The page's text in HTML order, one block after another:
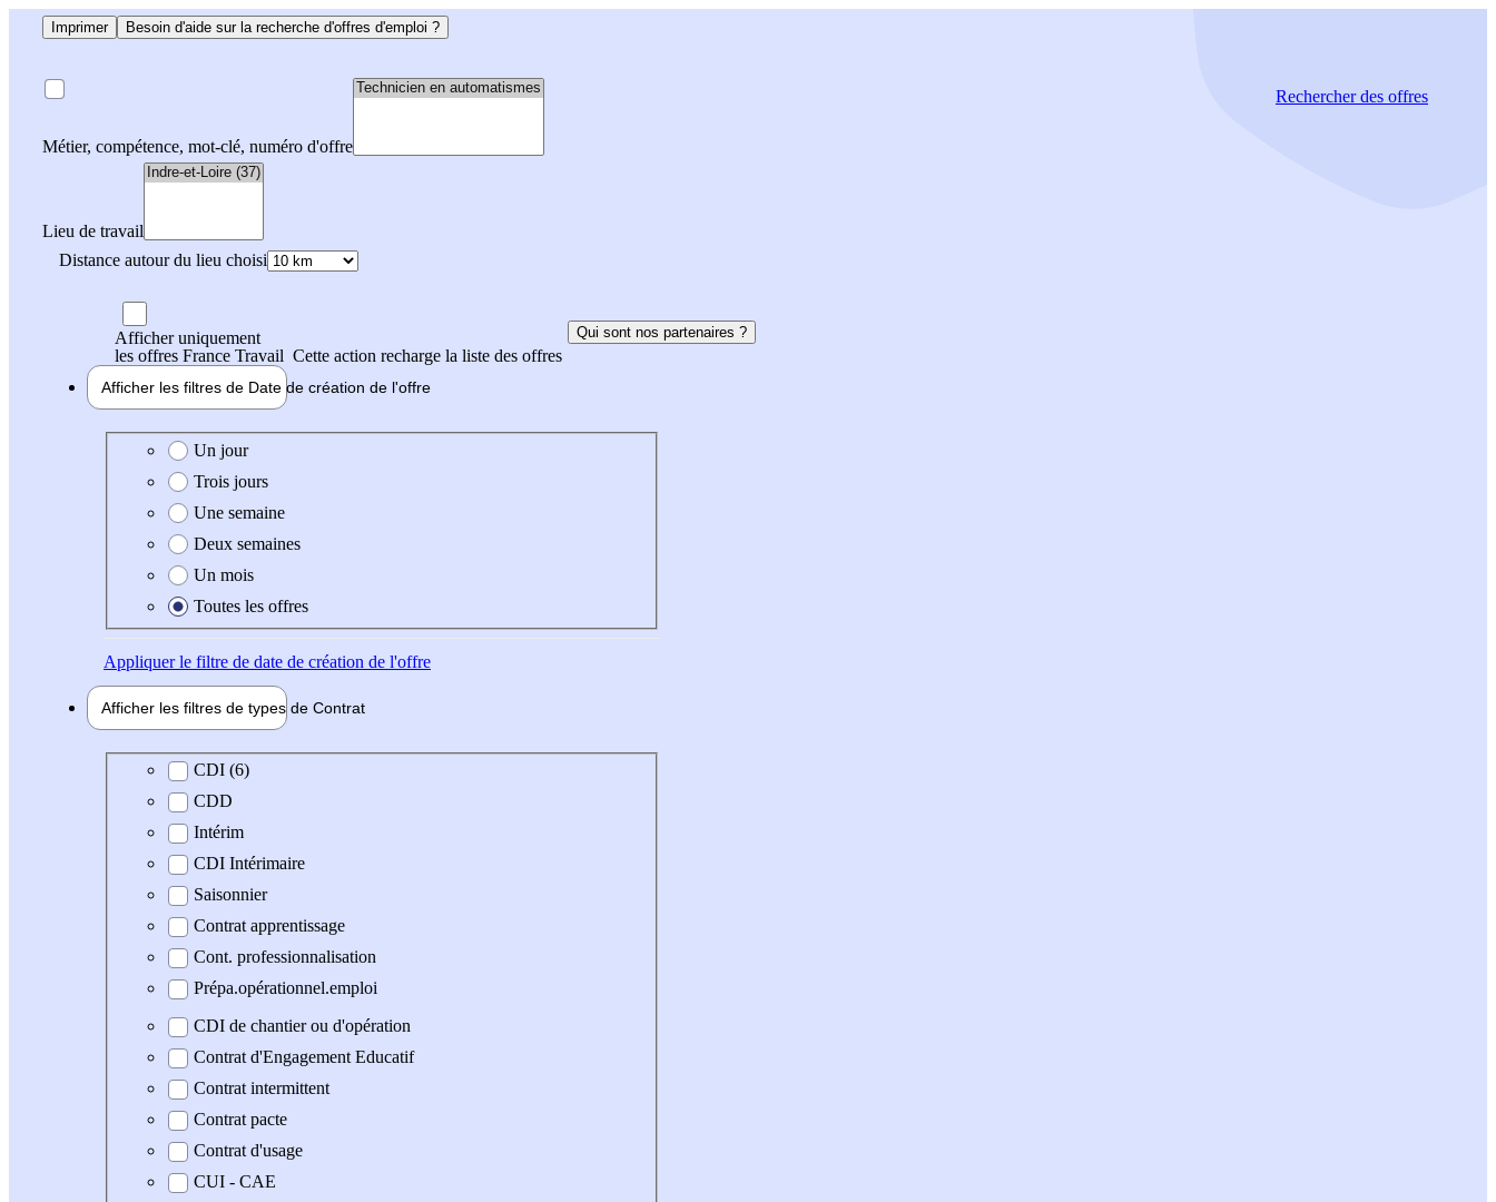
Imprimer Besoin d'aide sur la recherche d'offres d'emploi ?
Métier, compétence, mot-clé, numéro d'offre
Lieu de travail
Distance autour du lieu choisi
Rechercherdes offres
Afficher uniquement
les offres France Travail Cette action recharge la liste des offres
Qui sont nos partenaires ?
Afficher les filtres de Date de création de l'offre
Date de création de l'offre
Un jour
Trois jours
Une semaine
Deux semaines
Un mois
Toutes les offres
Appliquerle filtre de date de création de l'offre
Afficher les filtres de types de Contrat
Type de contrat
CDI (6)
CDD
Intérim
CDI Intérimaire
Saisonnier
Contrat apprentissage
Cont. professionnalisation
Prépa.opérationnel.emploi
CDI de chantier ou d'opération
Contrat d'Engagement Educatif
Contrat intermittent
Contrat pacte
Contrat d'usage
CUI - CAE